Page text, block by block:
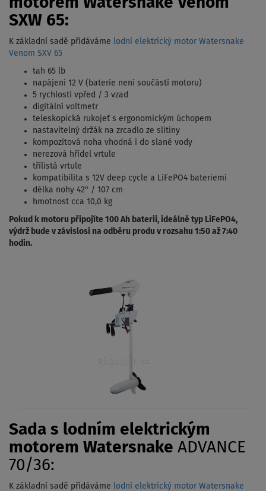
SXW 65:
K základní sadě přidáváme lodní elektrický motor Watersnake
Venom SXV 65
tah 65 lb
napájení 12 V (baterie není součástí motoru)
5 rychlostí vpřed / 3 vzad
digitální voltmetr
teleskopická rukojeť s ergonomickým úchopem
nastavitelný držák na zrcadlo ze slitiny
kompozitová noha vhodná i do slané vody
nerezová hřídel vrtule
třílistá vrtule
kompatibilita s 12V deep cycle a LiFePO4 bateriemi
délka nohy 42" / 107 cm
hmotnost cca 10,0 kg
Pokud k motoru připojíte 100 Ah baterii, ideálně typ LiFePO4,
výdrž bude v závislosi na odběru produ v rozsahu 1:50 až 7:40
hodin.
Sada s lodním elektrickým
motorem Watersnake ADVANCE
70/36:
K základní sadě přidáváme
lodní elektrický motor Watersnake